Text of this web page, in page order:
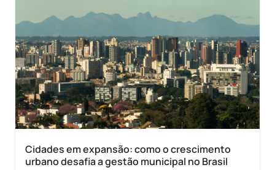
Cidades em expansão: como o crescimento
urbano desafia a gestão municipal no Brasil